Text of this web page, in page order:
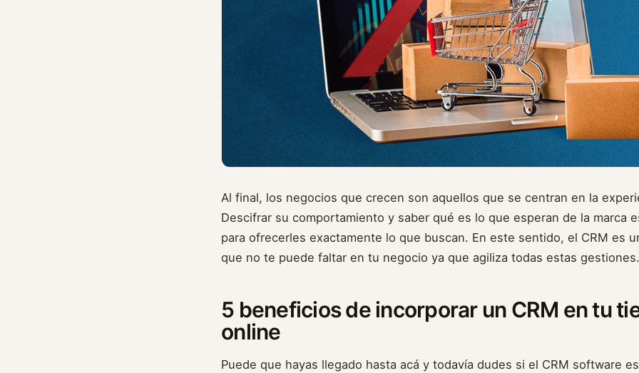
Al final, los negocios que crecen son aquellos que se centran en la
Descifrar su comportamiento y saber qué es lo que esperan de la marca
para ofrecerles exactamente lo que buscan. En este sentido, el CRM es
que no te puede faltar en tu negocio ya que agiliza todas estas gestiones.
5 beneficios de incorporar un CRM en tu
online
Puede que hayas llegado hasta acá y todavía dudes si el CRM software